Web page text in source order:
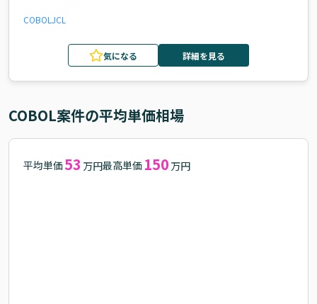
COBOL JCL
気になる 詳細を見る
COBOL案件の平均単価相場
平均単価53 万円最高単価 150 万円